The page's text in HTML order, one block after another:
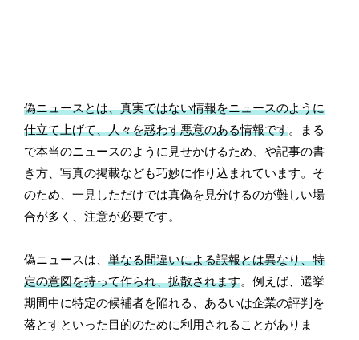
偽ニュースとは、真実ではない情報をニュースのように
仕立て上げて、人々を惑わす悪意のある情報です。まる
で本当のニュースのように見せかけるため、や記事の書
き方、写真の掲載なども巧妙に作り込まれています。そ
のため、一見しただけでは真偽を見分けるのが難しい場
合が多く、注意が必要です。
偽ニュースは、単なる間違いによる誤報とは異なり、特
定の意図を持って作られ、拡散されます。例えば、選挙
期間中に特定の候補者を陥れる、あるいは企業の評判を
落とすといった目的のために利用されることがありま